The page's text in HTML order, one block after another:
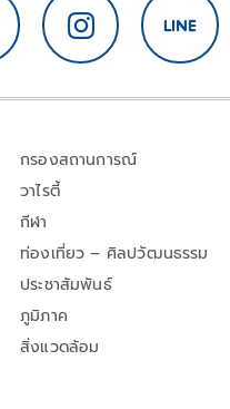
กรองสถานการณ์
วาไรตี้
กีฬา
ท่องเที่ยว – ศิลปวัฒนธรรม
ประชาสัมพันธ์
ภูมิภาค
สิ่งแวดล้อม